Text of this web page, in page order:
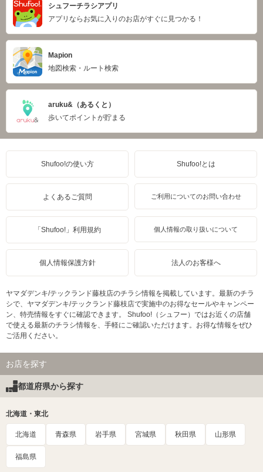
シュフーチラシアプリ
アプリならお気に入りのお店がすぐに見つかる！
Mapion
地図検索・ルート検索
aruku&（あるくと）
歩いてポイントが貯まる
Shufoo!の使い方 Shufoo!とは
よくあるご質問 ご利用についてのお問い合わせ
「Shufoo!」利用規約 個人情報の取り扱いについて
個人情報保護方針 法人のお客様へ
ヤマダデンキ/テックランド藤枝店のチラシ情報を掲載しています。最新のチラ
シで、ヤマダデンキ/テックランド藤枝店で実施中のお得なセールやキャンペー
ン、特売情報をすぐに確認できます。 Shufoo!（シュフー）ではお近くの店舗
で使える最新のチラシ情報を、手軽にご確認いただけます。お得な情報をぜひ
ご活用ください。
お店を探す
都道府県から探す
北海道・東北
北海道 青森県 岩手県 宮城県 秋田県 山形県
福島県